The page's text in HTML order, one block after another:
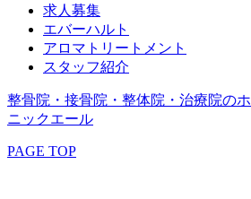
求人募集
エバーハルト
アロマトリートメント
スタッフ紹介
整骨院・接骨院・整体院・治療院の
ニックエール
PAGE TOP